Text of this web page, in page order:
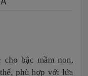
cho bậc mầm non,
phù hợp với lứa